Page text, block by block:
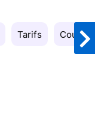
Tarifs Couleurs